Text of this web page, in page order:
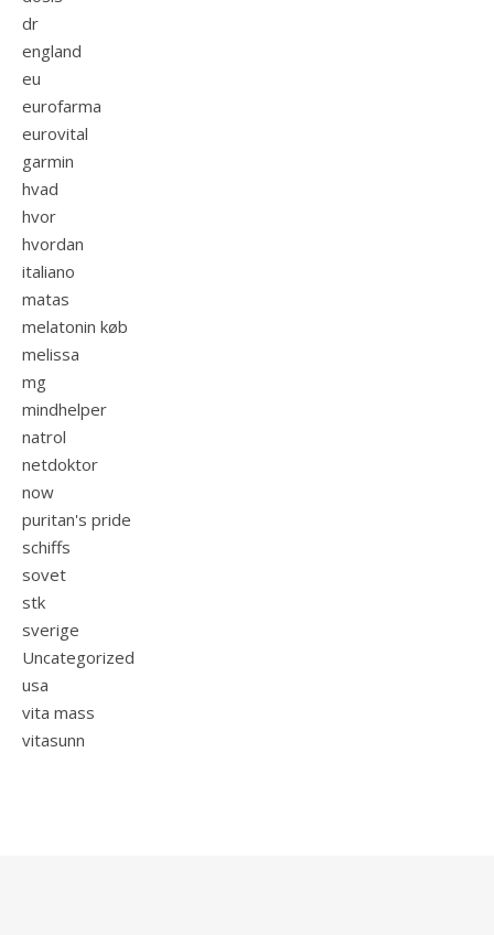
dr
england
eu
eurofarma
eurovital
garmin
hvad
hvor
hvordan
italiano
matas
melatonin køb
melissa
mg
mindhelper
natrol
netdoktor
now
puritan's pride
schiffs
sovet
stk
sverige
Uncategorized
usa
vita mass
vitasunn